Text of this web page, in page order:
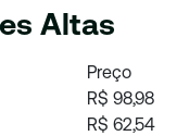
Altas
Preço
R$ 98,98
R$ 62,54